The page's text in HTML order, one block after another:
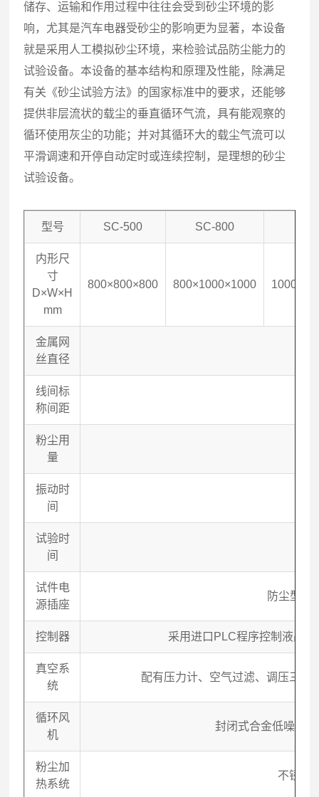
储存、运输和作用过程中往往会受到砂尘环境的影
响，尤其是汽车电器受砂尘的影响更为显著，本设备
就是采用人工模拟砂尘环境，来检验试品防尘能力的
试验设备。本设备的基本结构和原理及性能，除满足
有关《砂尘试验方法》的国家标准中的要求，还能够
提供非层流状的载尘的垂直循环气流，具有能观察的
循环使用灰尘的功能；并对其循环大的载尘气流可以
平滑调速和开停自动定时或连续控制，是理想的砂尘
试验设备。
型号 SC-500 SC-800
内形尺
寸
D×W×H
mm
800×800×800 800×1000×1000
金属网
丝直径
线间标
称间距
粉尘用
量
振动时
间
试验时
间
试件电
源插座
防尘型插
控制器 采用进口PLC程序控制液晶
真空系
统
配有压力计、空气过滤、调压三联
循环风
机
封闭式合金低噪音
粉尘加
热系统
不锈钢